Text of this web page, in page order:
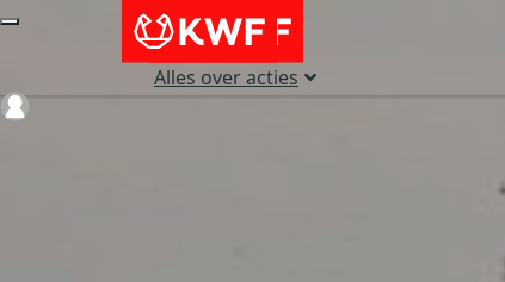
Alles over acties